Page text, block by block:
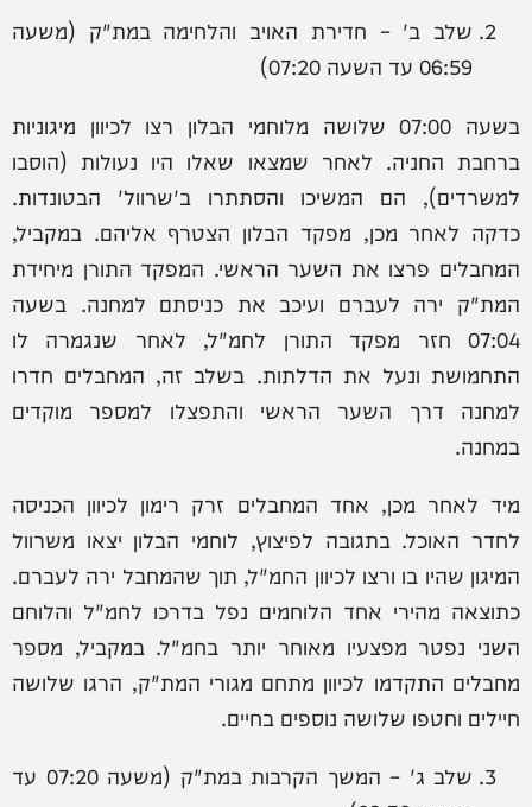
שלב ב' – חדירת האויב והלחימה במת"ק (משעה
06:59 עד השעה 07:20)
בשעה 07:00 שלושה מלוחמי הבלון רצו לכיוון מיגוניות
ברחבת החניה. לאחר שמצאו שאלו היו נעולות (הוסבו
למשרדים), הם המשיכו והסתתרו ב'שרוול' הבטונדות.
כדקה לאחר מכן, מפקד הבלון הצטרף אליהם. במקביל,
המחבלים פרצו את השער הראשי. המפקד התורן מיחידת
המת"ק ירה לעברם ועיכב את כניסתם למחנה. בשעה
07:04 חזר מפקד התורן לחמ"ל, לאחר שנגמרה לו
התחמושת ונעל את הדלתות. בשלב זה, המחבלים חדרו
למחנה דרך השער הראשי והתפצלו למספר מוקדים
במחנה.
מיד לאחר מכן, אחד המחבלים זרק רימון לכיוון הכניסה
לחדר האוכל. בתגובה לפיצוץ, לוחמי הבלון יצאו משרוול
המיגון שהיו בו ורצו לכיוון החמ"ל, תוך שהמחבל ירה לעברם.
כתוצאה מהירי אחד הלוחמים נפל בדרכו לחמ"ל והלוחם
השני נפטר מפצעיו מאוחר יותר בחמ"ל. במקביל, מספר
מחבלים התקדמו לכיוון מתחם מגורי המת"ק, הרגו שלושה
חיילים וחטפו שלושה נוספים בחיים.
שלב ג' – המשך הקרבות במת"ק (משעה 07:20 עד